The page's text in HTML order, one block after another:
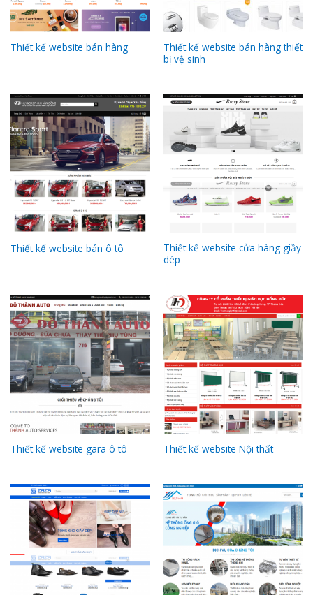
Thiết kế website bán hàng
Thiết kế website bán hàng thiết
bị vệ sinh
Thiết kế website bán ô tô
Thiết kế website cửa hàng giầy
dép
Thiết kế website gara ô tô Thiết kế website Nội thất